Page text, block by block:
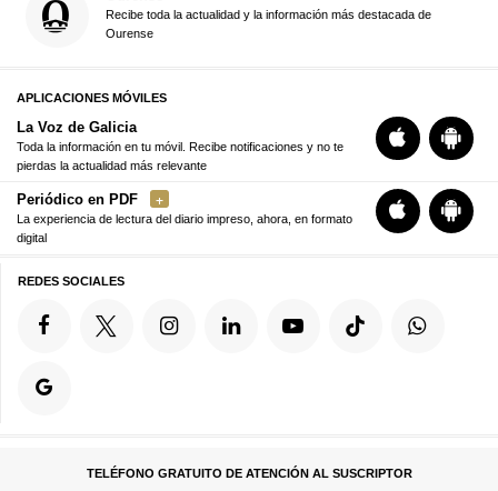
Recibe toda la actualidad y la información más destacada de
Ourense
APLICACIONES MÓVILES
La Voz de Galicia
Toda la información en tu móvil. Recibe notificaciones y no te
pierdas la actualidad más relevante
Periódico en PDF
La experiencia de lectura del diario impreso, ahora, en formato
digital
REDES SOCIALES
TELÉFONO GRATUITO DE ATENCIÓN AL SUSCRIPTOR